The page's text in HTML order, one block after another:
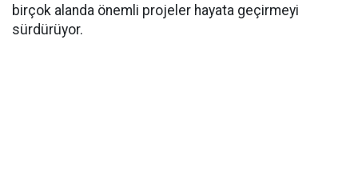
birçok alanda önemli projeler hayata geçirmeyi
sürdürüyor.